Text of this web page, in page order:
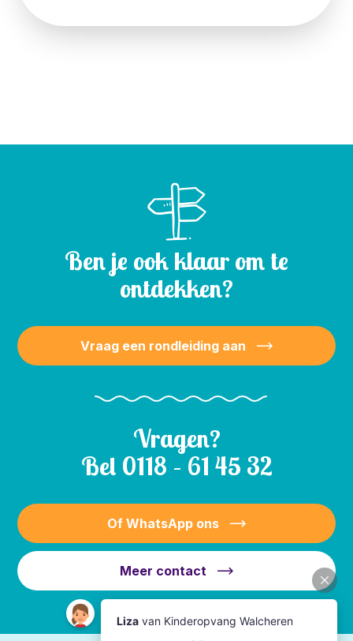
Ben je ook klaar om te
ontdekken?
Vraag een rondleiding aan
Vragen?
Bel 0118 – 61 45 32
Of WhatsApp ons
Meer contact